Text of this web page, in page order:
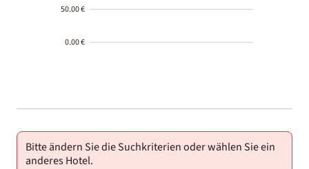
50.00 €
0.00 €
01-02
Bitte ändern Sie die Suchkriterien oder wählen Sie ein
anderes Hotel.